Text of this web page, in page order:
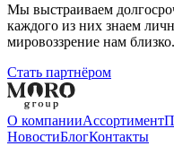
Мы выстраиваем
каждого из них знаем
мировоззрение нам близко.
Стать партнёром
О компанииAссортимент
НовостиБлогКонтакты